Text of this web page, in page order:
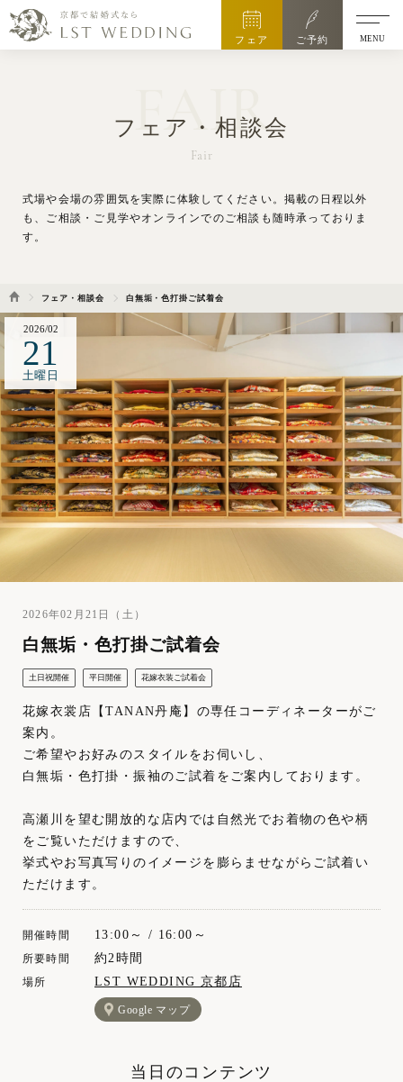
フェア ご予約 MENU
フェア・相談会
Fair
FAIR
式場や会場の雰囲気を実際に体験してください。 掲載の日程以外
も、ご相談・ご見学やオンラインでのご相談も随時承っておりま
す。
フェア・相談会 白無垢・色打掛ご試着会
2026/02
21
土曜日
2026年02月21日（土）
白無垢・色打掛ご試着会
土日祝開催 平日開催 花嫁衣装ご試着会
花嫁衣裳店【TANAN丹庵】の専任コーディネーターがご
案内。
ご希望やお好みのスタイルをお伺いし、
白無垢・色打掛・振袖のご試着をご案内しております。
高瀬川を望む開放的な店内では自然光でお着物の色や柄
をご覧いただけますので、
挙式やお写真写りのイメージを膨らませながらご試着い
ただけます。
開催時間 13:00～ / 16:00～
所要時間 約2時間
場所 LST WEDDING 京都店
Google マップ
当日のコンテンツ